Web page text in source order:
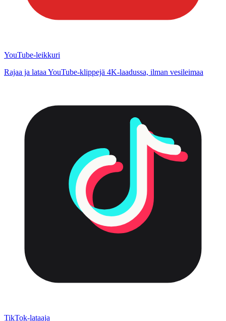
YouTube-leikkuri
Rajaa ja lataa YouTube-klippejä 4K-laadussa, ilman vesileimaa
TikTok-lataaja